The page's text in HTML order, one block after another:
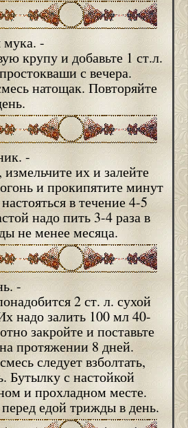
мука. -
крупу и добавьте 1 ст.л.
с вечера.
натощак. Повторяйте
-
их и залейте
и прокипятите минут
в течение 4-5
надо пить 3-4 раза в
не менее месяца.
-
2 ст. л. сухой
надо залить 100 мл 40-
закройте и поставьте
протяжении 8 дней.
следует взболтать,
Бутылку с настойкой
и прохладном месте.
едой трижды в день.